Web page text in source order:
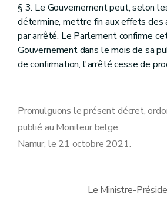
§ 3. Le Gouvernement peut, selon
détermine, mettre fin aux effets
par arrêté. Le Parlement confirme
Gouvernement dans le mois de sa
de confirmation, l'arrêté cesse de
Promulguons le présent décret,
publié au Moniteur belge.
Namur, le 21 octobre 2021.
Le Ministre-